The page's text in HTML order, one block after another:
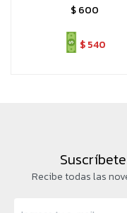
$ 600
$540
Recibe todas las